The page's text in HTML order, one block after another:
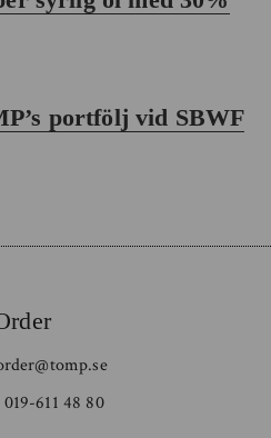
portfölj vid SBWF
019-611 48 80